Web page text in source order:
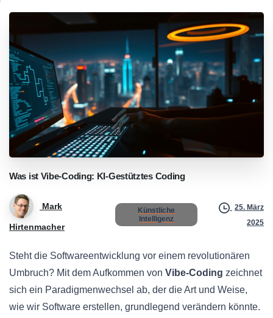
Was ist Vibe-Coding: KI-Gestütztes Coding
Mark
Hirtenmacher
Künstliche
Intelligenz
25. März
2025
Steht die Softwareentwicklung vor einem revolutionären
Umbruch? Mit dem Aufkommen von Vibe-Coding zeichnet
sich ein Paradigmenwechsel ab, der die Art und Weise,
wie wir Software erstellen, grundlegend verändern könnte.